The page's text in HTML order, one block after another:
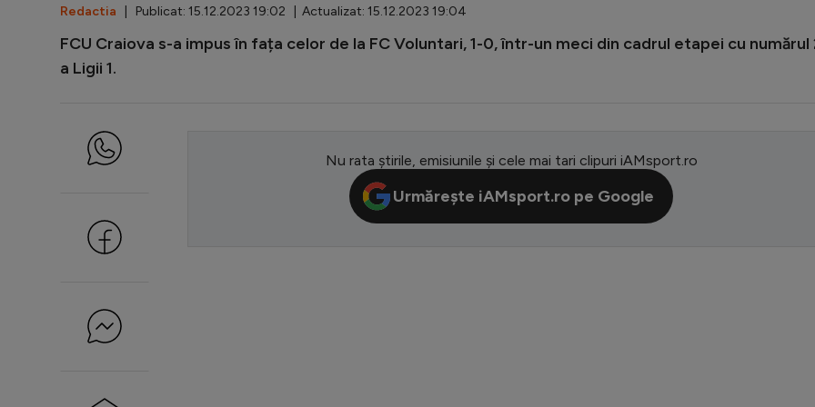
Redactia | Publicat: 15.12.2023 19:02 | Actualizat: 15.12.2023 19:04
FCU Craiova s-a impus în fața celor de la FC Voluntari, 1-0, într-un meci din cadrul etapei cu numărul
a Ligii 1.
Nu rata știrile, emisiunile și cele mai tari clipuri iAMsport.ro
Urmărește iAMsport.ro pe Google